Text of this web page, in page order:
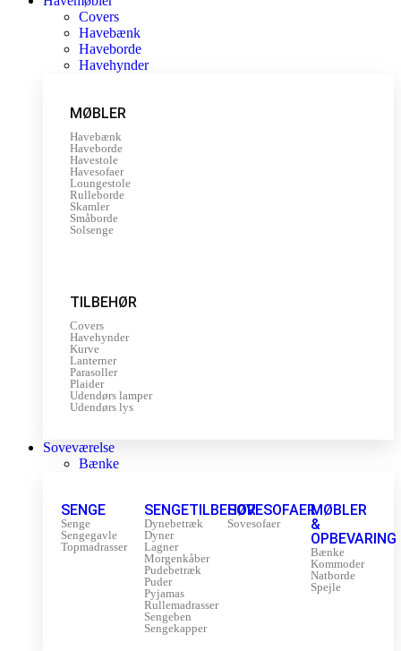
Covers
Havebænk
Haveborde
Havehynder
MØBLER
Havebænk
Haveborde
Havestole
Havesofaer
Loungestole
Rulleborde
Skamler
Småborde
Solsenge
TILBEHØR
Covers
Havehynder
Kurve
Lanterner
Parasoller
Plaider
Udendørs lamper
Udendørs lys
Soveværelse
Bænke
SENGE
Senge
Sengegavle
Topmadrasser
SENGETILBEHØR
Dynebetræk
Dyner
Lagner
Morgenkåber
Pudebetræk
Puder
Pyjamas
Rullemadrasser
Sengeben
Sengekapper
SOVESOFAER
Sovesofaer
MØBLER
&
OPBEVARING
Bænke
Kommoder
Natborde
Spejle